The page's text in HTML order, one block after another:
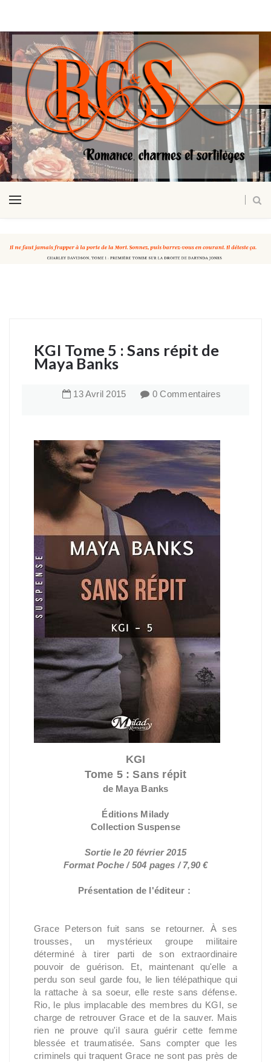
KGI Tome 5 : Sans répit de
Maya Banks
13Avril 2015 0 Commentaires
KGI
Tome 5 : Sans répit
de Maya Banks
Éditions Milady
Collection Suspense
Sortie le 20 février 2015
Format Poche / 504 pages / 7,90 €
Présentation de l'éditeur :
Grace Peterson fuit sans se retourner. À ses
trousses, un mystérieux groupe militaire
déterminé à tirer parti de son extraordinaire
pouvoir de guérison. Et, maintenant qu'elle a
perdu son seul garde fou, le lien télépathique qui
la rattache à sa soeur, elle reste sans défense.
Rio, le plus implacable des membres du KGI, se
charge de retrouver Grace et de la sauver. Mais
rien ne prouve qu'il saura guérir cette femme
blessée et traumatisée. Sans compter que les
criminels qui traquent Grace ne sont pas près de